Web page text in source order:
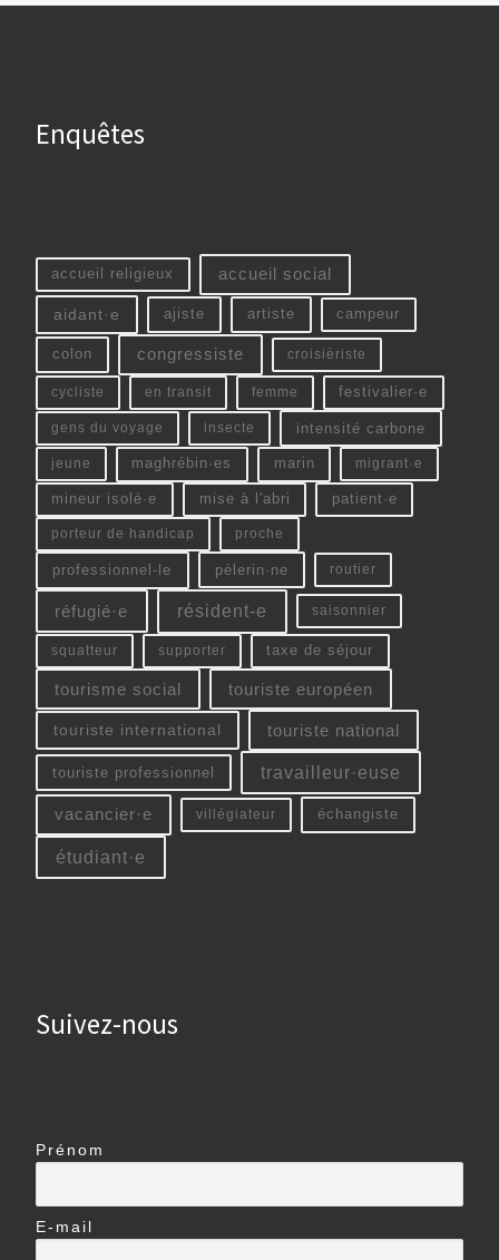
Enquêtes
accueil religieux accueil social
aidant·e ajiste artiste campeur
colon congressiste croisièriste
cycliste en transit femme festivalier·e
gens du voyage insecte intensité carbone
jeune maghrébin·es marin migrant·e
mineur isolé·e mise à l'abri patient·e
porteur de handicap proche
professionnel-le pèlerin·ne routier
réfugié·e résident-e saisonnier
squatteur supporter taxe de séjour
tourisme social touriste européen
touriste international touriste national
touriste professionnel travailleur·euse
vacancier·e villégiateur échangiste
étudiant·e
Suivez-nous
Prénom
E-mail